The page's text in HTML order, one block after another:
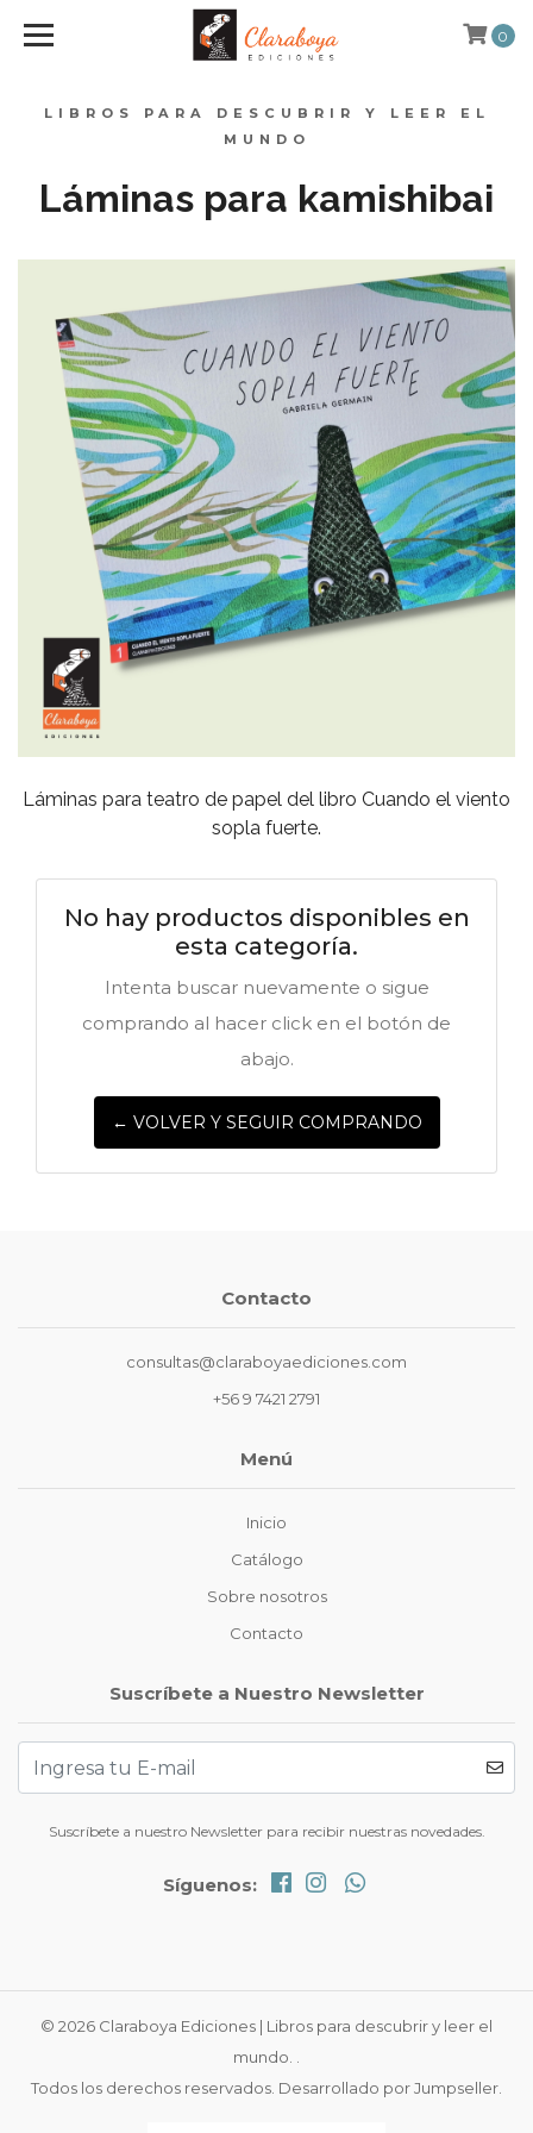
LIBROS PARA DESCUBRIR Y LEER EL
MUNDO
0
Láminas para kamishibai
Láminas para teatro de papel del libro Cuando el viento
sopla fuerte.
No hay productos disponibles en
esta categoría.
Intenta buscar nuevamente o sigue
comprando al hacer click en el botón de
abajo.
← VOLVER Y SEGUIR COMPRANDO
Contacto
consultas@claraboyaediciones.com
+56 9 7421 2791
Menú
Inicio
Catálogo
Sobre nosotros
Contacto
Suscríbete a Nuestro Newsletter
Suscríbete a nuestro Newsletter para recibir nuestras novedades.
Síguenos:
© 2026 Claraboya Ediciones | Libros para descubrir y leer el
mundo. .
Todos los derechos reservados. Desarrollado por Jumpseller